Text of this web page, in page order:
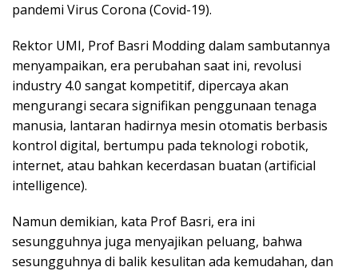
pandemi Virus Corona (Covid-19).
Rektor UMI, Prof Basri Modding dalam sambutannya
menyampaikan, era perubahan saat ini, revolusi
industry 4.0 sangat kompetitif, dipercaya akan
mengurangi secara signifikan penggunaan tenaga
manusia, lantaran hadirnya mesin otomatis berbasis
kontrol digital, bertumpu pada teknologi robotik,
internet, atau bahkan kecerdasan buatan (artificial
intelligence).
Namun demikian, kata Prof Basri, era ini
sesungguhnya juga menyajikan peluang, bahwa
sesungguhnya di balik kesulitan ada kemudahan, dan